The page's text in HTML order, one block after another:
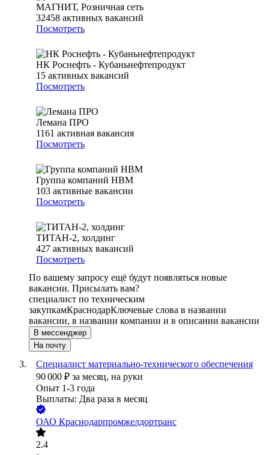
МАГНИТ, Розничная сеть
32458 активных вакансий
Посмотреть
НК Роснефть - Кубаньнефтепродукт
15 активных вакансий
Посмотреть
Лемана ПРО
1161 активная вакансия
Посмотреть
Группа компаний НВМ
103 активные вакансии
Посмотреть
ТИТАН-2, холдинг
427 активных вакансий
Посмотреть
По вашему запросу ещё будут появляться новые
вакансии. Присылать вам?
специалист по техническим
закупкамКраснодарКлючевые слова в названии
вакансии, в названии компании и в описании вакансии
В мессенджер
На почту
Специалист материально-технического обеспечения
90 000 ₽ за месяц, на руки
Опыт 1-3 года
Выплаты: Два раза в месяц
ОАО Краснодарпромжелдортранс
2.4